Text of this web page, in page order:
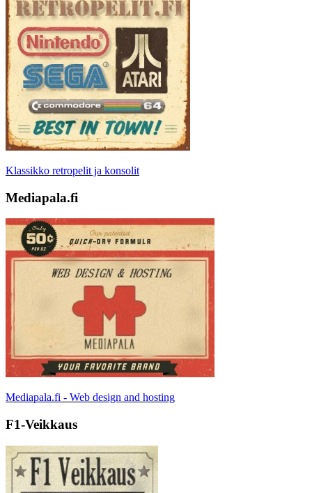
Klassikko retropelit ja konsolit
Mediapala.fi
Mediapala.fi - Web design and hosting
F1-Veikkaus